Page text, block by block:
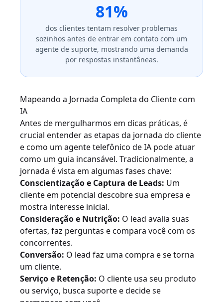
81%
dos clientes tentam resolver problemas
sozinhos antes de entrar em contato com um
agente de suporte, mostrando uma demanda
por respostas instantâneas.
Mapeando a Jornada Completa do Cliente com
IA
Antes de mergulharmos em dicas práticas, é
crucial entender as etapas da jornada do cliente
e como um agente telefônico de IA pode atuar
como um guia incansável. Tradicionalmente, a
jornada é vista em algumas fases chave:
Conscientização e Captura de Leads: Um
cliente em potencial descobre sua empresa e
mostra interesse inicial.
Consideração e Nutrição: O lead avalia suas
ofertas, faz perguntas e compara você com os
concorrentes.
Conversão: O lead faz uma compra e se torna
um cliente.
Serviço e Retenção: O cliente usa seu produto
ou serviço, busca suporte e decide se